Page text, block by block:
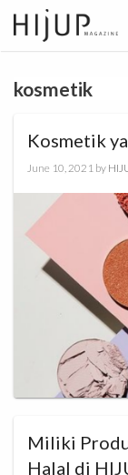
Skip
to
content
kosmetik
Kosmetik
June 10, 2021 by
Miliki
Halal di